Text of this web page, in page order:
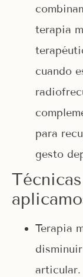
terapia
cuando
para
gesto
Terapia
articular.